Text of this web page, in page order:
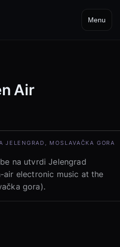
Menu
Air
MOSLAVAČKA GORA
na utvrdi Jelengrad
air electronic music at the
gora).